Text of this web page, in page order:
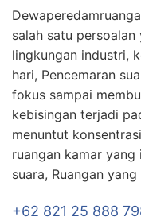
salah satu
lingkungan industri,
hari, Pencemaran
fokus sampai
kebisingan terjadi
menuntut
ruangan kamar
suara, Ruangan
+62 821 25 888